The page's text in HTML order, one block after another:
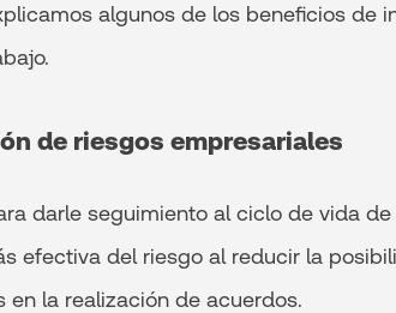
algunos de los beneficios de
de riesgos empresariales
darle seguimiento al ciclo de vida
efectiva del riesgo al reducir la
en la realización de acuerdos.